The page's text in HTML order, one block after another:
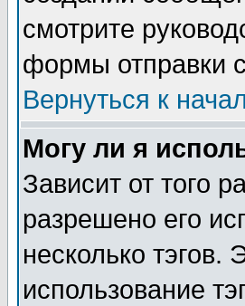
смотрите
формы отправки
Вернуться к
Могу ли я
Зависит от того
разрешено его
несколько
использование